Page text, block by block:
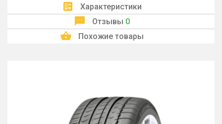
Характеристики
Отзывы 0
Похожие товары